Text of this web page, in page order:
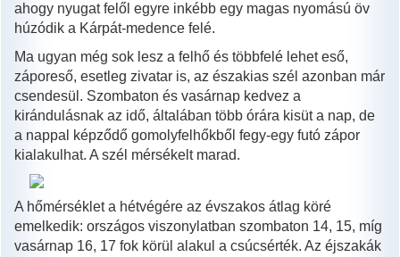
ahogy nyugat felől egyre inkébb egy magas nyomású öv
húzódik a Kárpát-medence felé.
Ma ugyan még sok lesz a felhő és többfelé lehet eső,
záporeső, esetleg zivatar is, az északias szél azonban már
csendesül. Szombaton és vasárnap kedvez a
kirándulásnak az idő, általában több órára kisüt a nap, de
a nappal képződő gomolyfelhőkből fegy-egy futó zápor
kialakulhat. A szél mérsékelt marad.
A hőmérséklet a hétvégére az évszakos átlag köré
emelkedik: országos viszonylatban szombaton 14, 15, míg
vasárnap 16, 17 fok körül alakul a csúcsérték. Az éjszakák